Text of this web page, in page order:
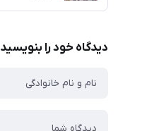
دیدگاه خود را بنویسید